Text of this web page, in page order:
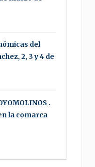
del
2, 3 y 4 de
.
la comarca